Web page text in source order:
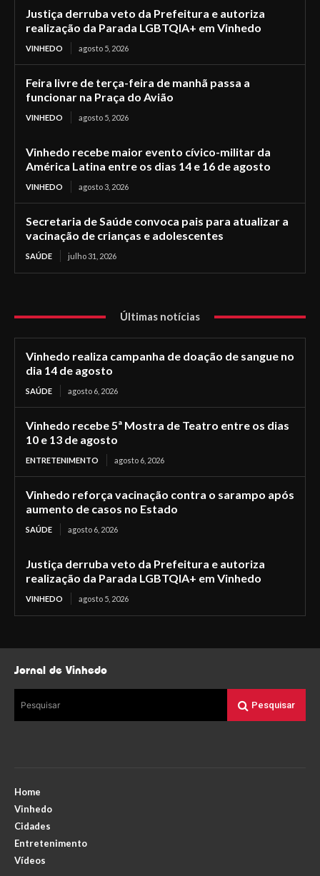
Justiça derruba veto da Prefeitura e autoriza
realização da Parada LGBTQIA+ em Vinhedo
VINHEDO agosto 5, 2026
Feira livre de terça-feira de manhã passa a
funcionar na Praça do Avião
VINHEDO agosto 5, 2026
Vinhedo recebe maior evento cívico-militar da
América Latina entre os dias 14 e 16 de agosto
VINHEDO agosto 3, 2026
Secretaria de Saúde convoca pais para atualizar a
vacinação de crianças e adolescentes
SAÚDE julho 31, 2026
Últimas notícias
Vinhedo realiza campanha de doação de sangue no
dia 14 de agosto
SAÚDE agosto 6, 2026
Vinhedo recebe 5ª Mostra de Teatro entre os dias
10 e 13 de agosto
ENTRETENIMENTO agosto 6, 2026
Vinhedo reforça vacinação contra o sarampo após
aumento de casos no Estado
SAÚDE agosto 6, 2026
Justiça derruba veto da Prefeitura e autoriza
realização da Parada LGBTQIA+ em Vinhedo
VINHEDO agosto 5, 2026
Jornal de Vinhedo
Pesquisar Pesquisar
Home
Vinhedo
Cidades
Entretenimento
Vídeos